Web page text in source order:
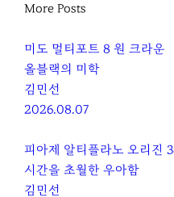
More Posts
미도 멀티포트 8 원 크라운
올블랙의 미학
김민선
2026.08.07
피아제 알티플라노 오리진
시간을 초월한 우아함
김민선